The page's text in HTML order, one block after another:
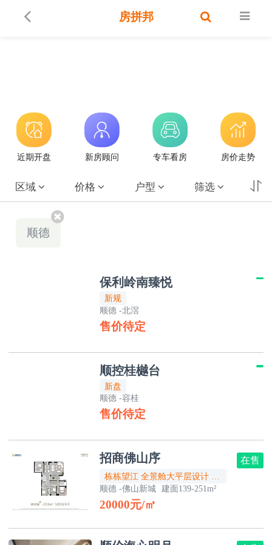
房拼邦
近期开盘 新房顾问 专车看房 房价走势
区域 价格 户型 筛选
顺德
保利岭南臻悦
新规
顺德 -北滘
售价待定
顺控桂樾台
新盘
顺德 -容桂
售价待定
招商佛山序 在售
顺德 -佛山新城 建面139-251m²
20000元/㎡